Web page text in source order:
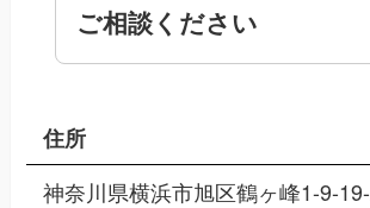
ご相談ください
住所
神奈川県横浜市旭区鶴ヶ峰1-9-